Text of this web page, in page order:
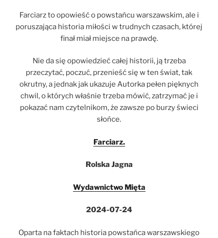
Farciarz to opowieść o powstańcu warszawskim, ale i
poruszająca historia miłości w trudnych czasach, której
finał miał miejsce na prawdę.
Nie da się opowiedzieć całej historii, ją trzeba
przeczytać, poczuć, przenieść się w ten świat, tak
okrutny, a jednak jak ukazuje Autorka pełen pięknych
chwil, o których właśnie trzeba mówić, zatrzymać je i
pokazać nam czytelnikom, że zawsze po burzy świeci
słońce.
Farciarz.
Rolska Jagna
Wydawnictwo Mięta
2024-07-24
Oparta na faktach historia powstańca warszawskiego